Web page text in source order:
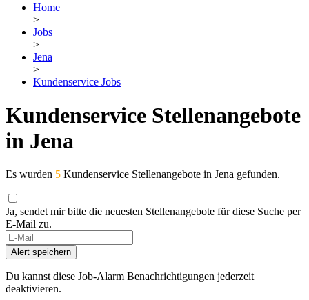
Home
>
Jobs
>
Jena
>
Kundenservice Jobs
Kundenservice Stellenangebote
in Jena
Es wurden 5 Kundenservice Stellenangebote in Jena gefunden.
Ja, sendet mir bitte die neuesten Stellenangebote für diese Suche per
E-Mail zu.
If
you
are
a
human,
Alert speichern
Du kannst diese Job-Alarm Benachrichtigungen jederzeit
deaktivieren.